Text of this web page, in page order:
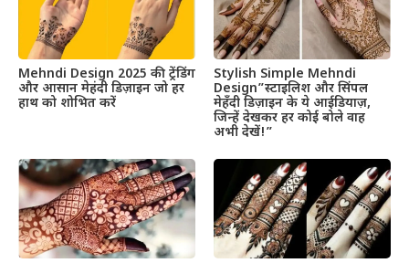
Mehndi Design 2025 की ट्रेंडिंग
और आसान मेहंदी डिज़ाइन जो हर
हाथ को शोभित करें
Stylish Simple Mehndi
Design”स्टाइलिश और सिंपल
मेहँदी डिज़ाइन के ये आईडियाज़,
जिन्हें देखकर हर कोई बोले वाह
अभी देखें!”